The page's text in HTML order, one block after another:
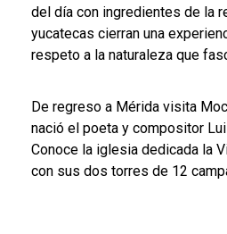
del día con ingredientes de la
yucatecas cierran una
respeto a la naturaleza que
De regreso a Mérida visita
nació el poeta y compositor
Conoce la iglesia dedicada la
con sus dos torres de 12